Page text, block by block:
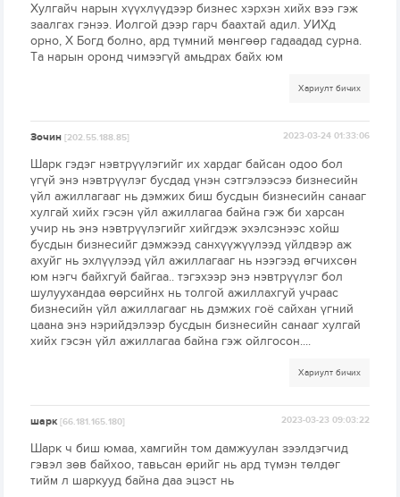
Хулгайч нарын хүүхлүүдээр бизнес хэрхэн хийх вээ гэж
заалгах гэнээ. Иолгой дээр гарч баахтай адил. УИХд
орно, Х Богд болно, ард түмний мөнгөөр гадаадад сурна.
Та нарын оронд чимээгүй амьдрах байх юм
Хариулт бичих
Зочин[202.55.188.85] 2023-03-24 01:33:06
Шарк гэдэг нэвтрүүлэгийг их хардаг байсан одоо бол
үгүй энэ нэвтрүүлэг бусдад үнэн сэтгэлээсээ бизнесийн
үйл ажиллагааг нь дэмжих биш бусдын бизнесийн санааг
хулгай хийх гэсэн үйл ажиллагаа байна гэж би харсан
учир нь энэ нэвтрүүлэгийг хийгдэж эхэлсэнээс хойш
бусдын бизнесийг дэмжээд санхүүжүүлээд үйлдвэр аж
ахуйг нь эхлүүлээд үйл ажиллагааг нь нээгээд өгчихсөн
юм нэгч байхгуй байгаа.. тэгэхээр энэ нэвтрүүлэг бол
шулуухандаа өөрсийнх нь толгой ажиллахгуй учраас
бизнесийн үйл ажиллагааг нь дэмжих гоё сайхан үгний
цаана энэ нэрийдэлээр бусдын бизнесийн санааг хулгай
хийх гэсэн үйл ажиллагаа байна гэж ойлгосон....
Хариулт бичих
шарк[66.181.165.180] 2023-03-23 09:03:22
Шарк ч биш юмаа, хамгийн том дамжуулан зээлдэгчид
гэвэл зөв байхоо, тавьсан өрийг нь ард түмэн төлдөг
тийм л шаркууд байна даа эцэст нь